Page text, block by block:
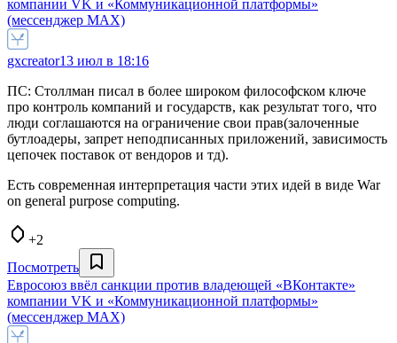
компании VK и «Коммуникационной платформы»
(мессенджер MAX)
gxcreator13 июл в 18:16
ПС: Столлман писал в более широком философском ключе
про контроль компаний и государств, как результат того, что
люди соглашаются на ограничение свои прав(залоченные
бутлоадеры, запрет неподписанных приложений, зависимость
цепочек поставок от вендоров и тд).
Есть современная интерпретация части этих идей в виде War
on general purpose computing.
+2
Посмотреть
Евросоюз ввёл санкции против владеющей «ВКонтакте»
компании VK и «Коммуникационной платформы»
(мессенджер MAX)